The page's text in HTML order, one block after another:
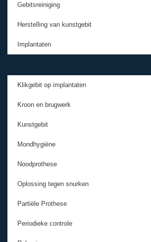
Gebitsreiniging
Herstelling van kunstgebit
Implantaten
Klikgebit op implantaten
Kroon en brugwerk
Kunstgebit
Mondhygiëne
Noodprothese
Oplossing tegen snurken
Partiële Prothese
Periodieke controle